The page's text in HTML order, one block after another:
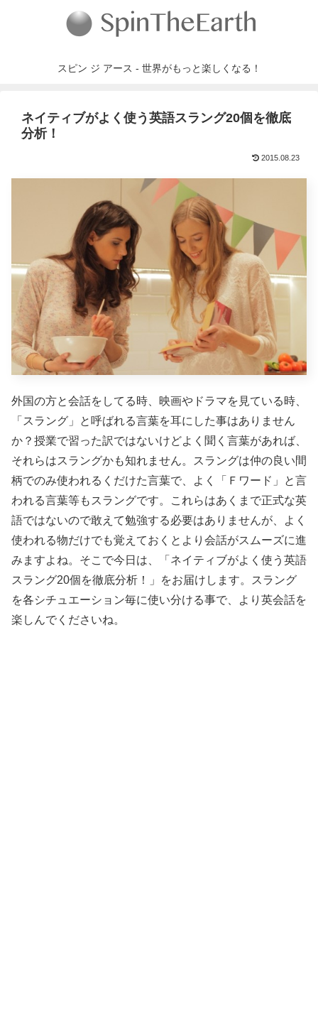
スピン ジ アース - 世界がもっと楽しくなる！
ネイティブがよく使う英語スラング20個を徹底
分析！
2015.08.23
外国の方と会話をしてる時、映画やドラマを見ている時、
「スラング」と呼ばれる言葉を耳にした事はありません
か？授業で習った訳ではないけどよく聞く言葉があれば、
それらはスラングかも知れません。スラングは仲の良い間
柄でのみ使われるくだけた言葉で、
よく「Ｆワード」と言
われる言葉等もスラングです。これらはあくまで正式な英
語ではないので敢えて勉強する必要はありませんが、よく
使われる物だけでも覚えておくとより会話がスムーズに進
みますよね。そこで今日は、「ネイティブがよく使う英語
スラング20個を徹底分析！」をお届けします。スラング
を各シチュエーション毎に使い分ける事で、より英会話を
楽しんでくださいね。